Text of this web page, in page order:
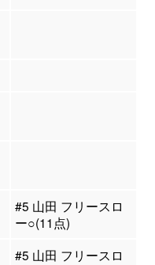
#5 山田 フリースロ
ー○(11点)
#5 山田 フリースロ